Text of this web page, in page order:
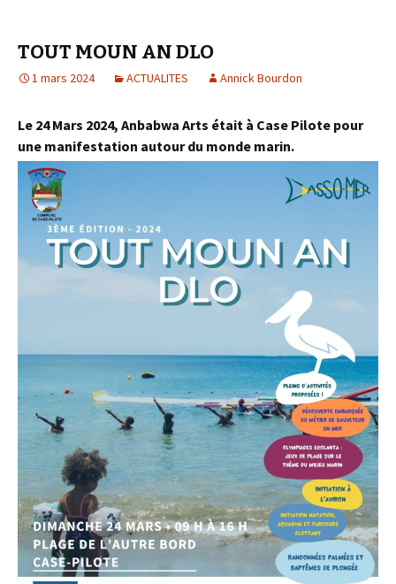
TOUT MOUN AN DLO
1 mars 2024 ACTUALITES Annick Bourdon
Le 24 Mars 2024, Anbabwa Arts était à Case Pilote pour
une manifestation autour du monde marin.